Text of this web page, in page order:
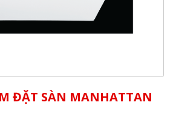
ĐẶT SÀN MANHATTAN